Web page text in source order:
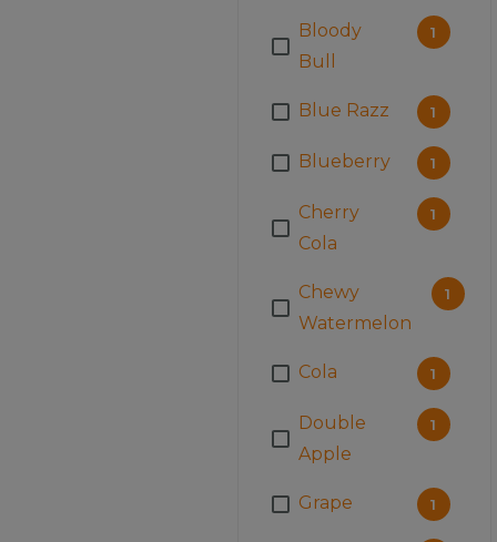
Bloody
Bull
1
Blue Razz 1
Blueberry 1
Cherry
Cola
1
Chewy
Watermelon
1
Cola 1
Double
Apple
1
Grape 1